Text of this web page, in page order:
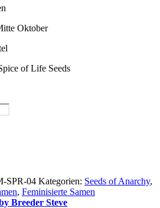
Oktober
of Life Seeds
SPR-04 Kategorien: Seeds of Anarchy,
, Feminisierte Samen
Breeder Steve